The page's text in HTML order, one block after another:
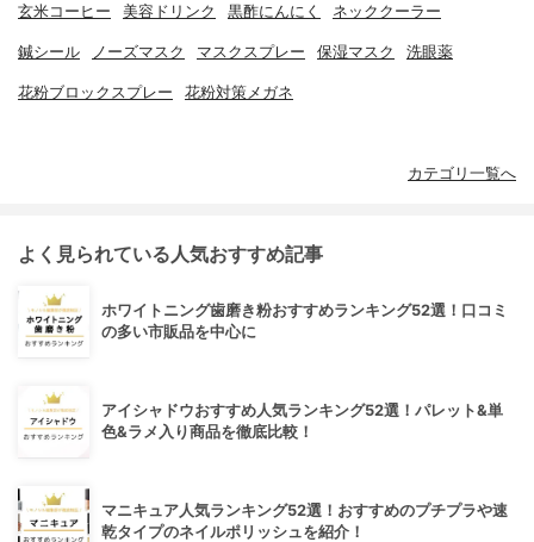
玄米コーヒー 美容ドリンク 黒酢にんにく ネッククーラー
鍼シール ノーズマスク マスクスプレー 保湿マスク 洗眼薬
花粉ブロックスプレー 花粉対策メガネ
カテゴリ一覧へ
よく見られている人気おすすめ記事
ホワイトニング歯磨き粉おすすめランキング52選！口コミ
の多い市販品を中心に
アイシャドウおすすめ人気ランキング52選！パレット&単
色&ラメ入り商品を徹底比較！
マニキュア人気ランキング52選！おすすめのプチプラや速
乾タイプのネイルポリッシュを紹介！